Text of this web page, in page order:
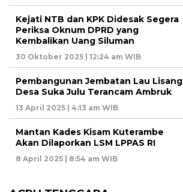
Kejati NTB dan KPK Didesak Segera
Periksa Oknum DPRD yang
Kembalikan Uang Siluman
30 Oktober 2025 | 12:24 am WIB
Pembangunan Jembatan Lau Lisang
Desa Suka Julu Terancam Ambruk
13 April 2025 | 4:13 am WIB
Mantan Kades Kisam Kuterambe
Akan Dilaporkan LSM LPPAS RI
8 April 2025 | 8:54 am WIB